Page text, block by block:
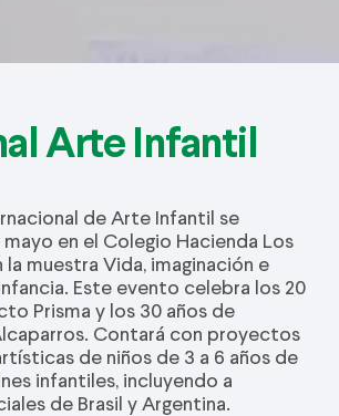
Arte Infantil
de Arte Infantil se
mayo en el Colegio Hacienda Los
muestra Vida, imaginación e
Este evento celebra los 20
Prisma y los 30 años de
Contará con proyectos
de niños de 3 a 6 años de
infantiles, incluyendo a
de Brasil y Argentina.